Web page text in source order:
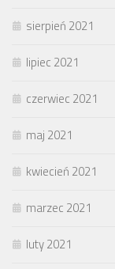
sierpień 2021
lipiec 2021
czerwiec 2021
maj 2021
kwiecień 2021
marzec 2021
luty 2021